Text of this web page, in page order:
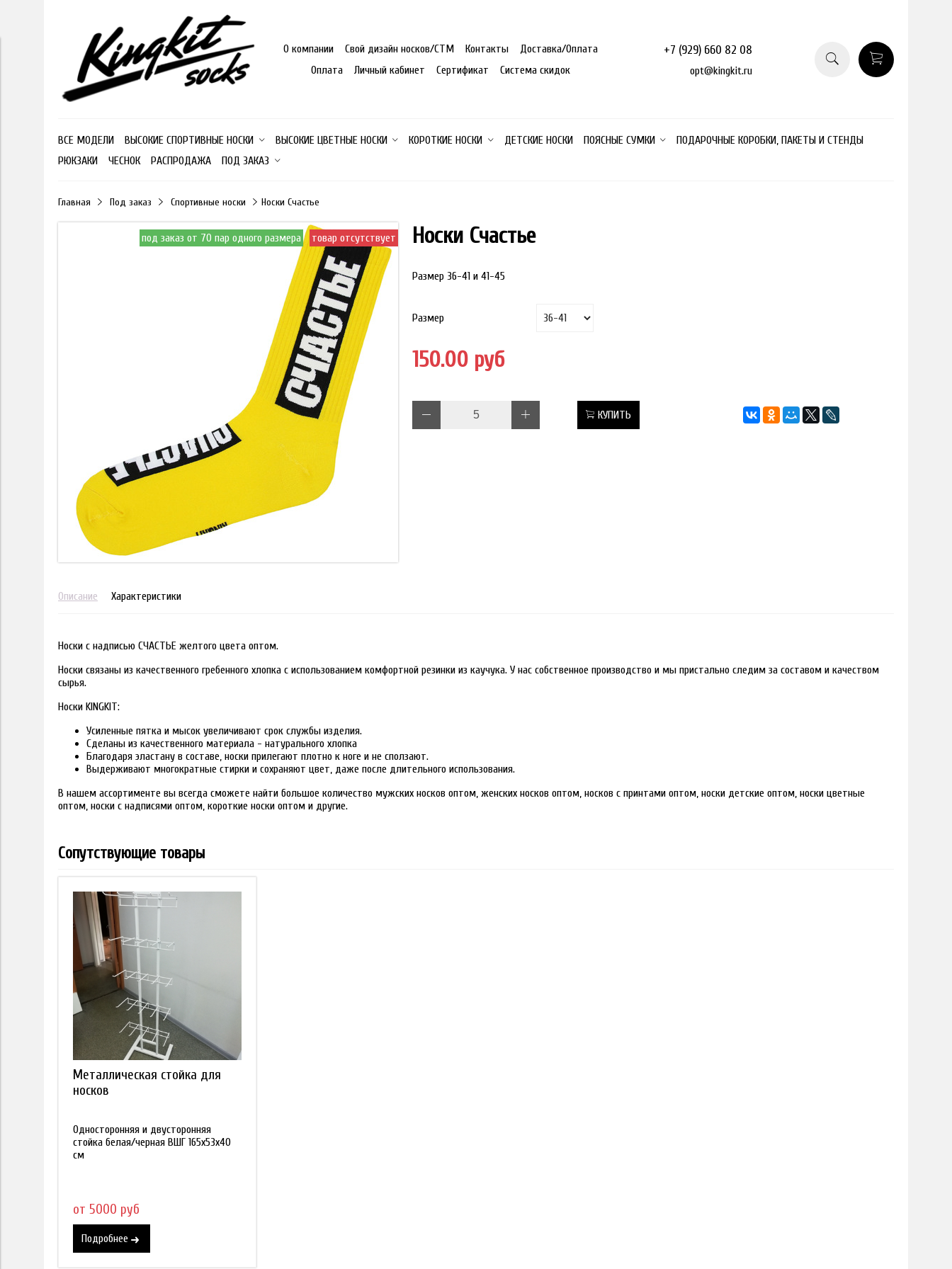
О компании Свой дизайн носков/СТМ Контакты
Доставка/Оплата
Оплата
Личный кабинет Сертификат Система скидок
+7 (929) 660 82 08
opt@kingkit.ru
ВСЕ МОДЕЛИ ВЫСОКИЕ СПОРТИВНЫЕ НОСКИ ВЫСОКИЕ ЦВЕТНЫЕ НОСКИ КОРОТКИЕ НОСКИ ДЕТСКИЕ НОСКИ ПОЯСНЫЕ СУМКИ
ПОДАРОЧНЫЕ КОРОБКИ, ПАКЕТЫ И СТЕНДЫ
РЮКЗАКИ
ЧЕСНОК РАСПРОДАЖА ПОД ЗАКАЗ
Главная Под заказ Спортивные носки Носки Счастье
под заказ от 70 пар одного размера товар отсутствует Носки Счастье
Размер 36-41 и 41-45
Размер
150.00 руб
КУПИТЬ
Описание Характеристики
Носки с надписью СЧАСТЬЕ желтого цвета оптом.
Носки связаны из качественного гребенного хлопка с использованием комфортной резинки из каучука. У нас собственное производство и мы пристально следим за составом и качеством
сырья.
Носки KINGKIT:
Усиленные пятка и мысок увеличивают срок службы изделия.
Сделаны из качественного материала - натурального хлопка
Благодаря эластану в составе, носки прилегают плотно к ноге и не сползают.
Выдерживают многократные стирки и сохраняют цвет, даже после длительного использования.
В нашем ассортименте вы всегда сможете найти большое количество мужских носков оптом, женских носков оптом, носков с принтами оптом, носки детские оптом, носки цветные
оптом, носки с надписями оптом, короткие носки оптом и другие.
Сопутствующие товары
Металлическая стойка для
носков
Односторонняя и двусторонняя
стойка белая/черная ВШГ 165х53х40
см
от 5000 руб
Подробнее